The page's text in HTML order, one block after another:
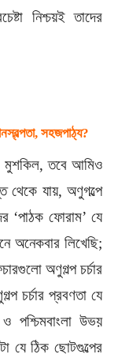
নিশ্চয়ই তাদের
সহজপাঠ্য?
মুশকিল, তবে আমিও
থেকে যায়, অণুগল্পে
‘পাঠক ফোরাম’ যে
অনেকবার লিখেছি;
অণুগল্প চর্চার
চর্চার প্রবণতা যে
পশ্চিমবাংলা উভয়
যে ঠিক ছোটগুল্পের